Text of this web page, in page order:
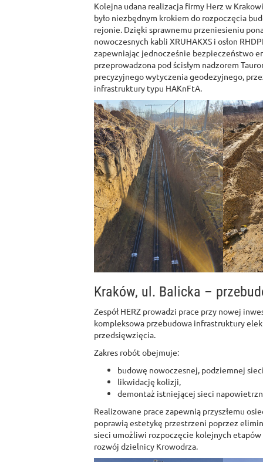
Kolejna udana realizacja firmy Herz w
było niezbędnym krokiem do rozpoczęcia
rejonie. Dzięki sprawnemu przeniesieniu
nowoczesnych kabli XRUHAKXS i osłon
zapewniając jednocześnie bezpieczeństwo
przeprowadzona pod ścisłym nadzorem
precyzyjnego wytyczenia geodezyjnego,
infrastruktury typu HAKnFtA.
Kraków, ul. Balicka –
Zespół HERZ prowadzi prace przy nowej
kompleksowa przebudowa infrastruktury
przedsięwzięcia.
Zakres robót obejmuje:
budowę nowoczesnej, podziemnej
likwidację kolizji,
demontaż istniejącej sieci
Realizowane prace zapewnią przyszłemu
poprawią estetykę przestrzeni poprzez
sieci umożliwi rozpoczęcie kolejnych
rozwój dzielnicy Krowodrza.